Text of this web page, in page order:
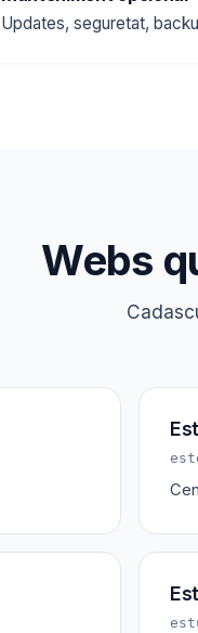
Updates, seguretat,
Webs